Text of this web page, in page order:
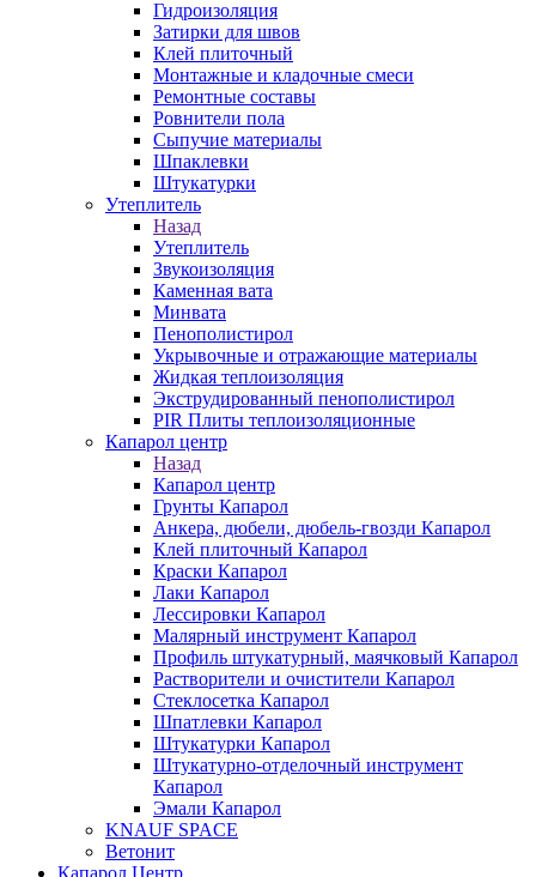
Гидроизоляция
Затирки для швов
Клей плиточный
Монтажные и кладочные смеси
Ремонтные составы
Ровнители пола
Сыпучие материалы
Шпаклевки
Штукатурки
Утеплитель
Назад
Утеплитель
Звукоизоляция
Каменная вата
Минвата
Пенополистирол
Укрывочные и отражающие материалы
Жидкая теплоизоляция
Экструдированный пенополистирол
PIR Плиты теплоизоляционные
Капарол центр
Назад
Капарол центр
Грунты Капарол
Анкера, дюбели, дюбель-гвозди Капарол
Клей плиточный Капарол
Краски Капарол
Лаки Капарол
Лессировки Капарол
Малярный инструмент Капарол
Профиль штукатурный, маячковый Капарол
Растворители и очистители Капарол
Cтеклосетка Капарол
Шпатлевки Капарол
Штукатурки Капарол
Штукатурно-отделочный инструмент
Капарол
Эмали Капарол
KNAUF SPACE
Ветонит
Капарол Центр